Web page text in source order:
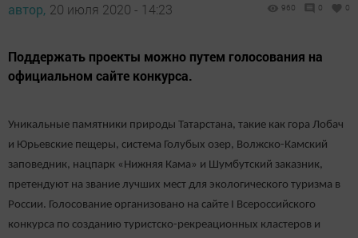
автор, 20 июля 2020 - 14:23 960 0 0
Поддержать проекты можно путем голосования на
официальном сайте конкурса.
Уникальные памятники природы Татарстана, такие как гора Лобач
и Юрьевские пещеры, система Голубых озер, Волжско-Камский
заповедник, нацпарк «Нижняя Кама» и Шумбутский заказник,
претендуют на звание лучших мест для экологического туризма в
России. Голосование организовано на сайте I Всероссийского
конкурса по созданию туристско-рекреационных кластеров и